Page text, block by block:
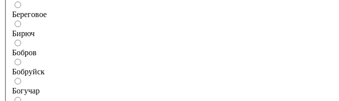
Береговое
Бирюч
Бобров
Бобруйск
Богучар